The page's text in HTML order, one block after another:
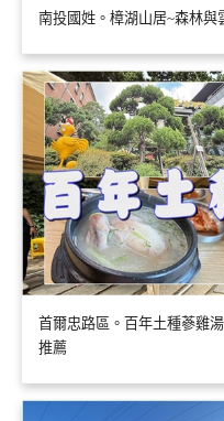
南投國姓。樟湖山居~森林
首爾忠路區。百年土種蔘雞
推薦